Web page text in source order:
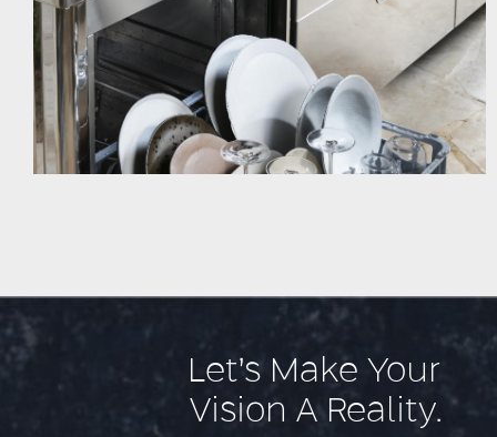
Let’s Make Your
Vision A Reality.